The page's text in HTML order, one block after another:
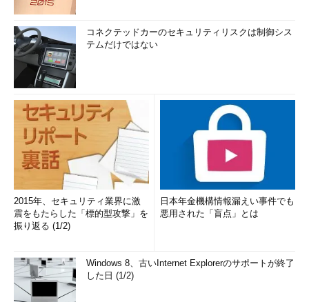
コネクテッドカーのセキュリティリスクは制御シス
テムだけではない
2015年、セキュリティ業界に激
震をもたらした「標的型攻撃」を
振り返る (1/2)
日本年金機構情報漏えい事件でも
悪用された「盲点」とは
Windows 8、古いInternet Explorerのサポートが終了
した日 (1/2)